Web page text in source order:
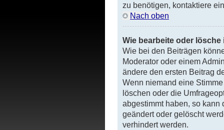
zu benötigen, kontaktiere
Nach oben
Wie bearbeite oder lösche
Wie bei den Beiträgen
Moderator oder einem
ändere den ersten Beitrag
Wenn niemand eine
löschen oder die
abgestimmt haben, so kann
geändert oder gelöscht
verhindert werden.